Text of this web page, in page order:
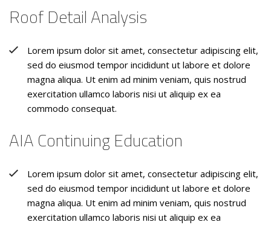
Roof Detail Analysis
Lorem ipsum dolor sit amet, consectetur adipiscing elit,
sed do eiusmod tempor incididunt ut labore et dolore
magna aliqua. Ut enim ad minim veniam, quis nostrud
exercitation ullamco laboris nisi ut aliquip ex ea
commodo consequat.
AIA Continuing Education
Lorem ipsum dolor sit amet, consectetur adipiscing elit,
sed do eiusmod tempor incididunt ut labore et dolore
magna aliqua. Ut enim ad minim veniam, quis nostrud
exercitation ullamco laboris nisi ut aliquip ex ea